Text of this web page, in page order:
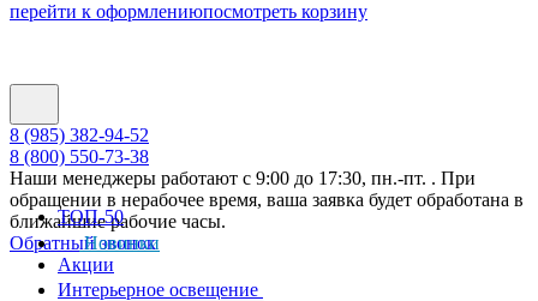
перейти к оформлениюпосмотреть корзину
8 (985) 382-94-52
8 (800) 550-73-38
Наши менеджеры работают с 9:00 до 17:30, пн.-пт. . При
обращении в нерабочее время, ваша заявка будет обработана в
ближайшие рабочие часы.
Обратный звонок
ТОП-50
Новинки
Акции
Интерьерное освещение